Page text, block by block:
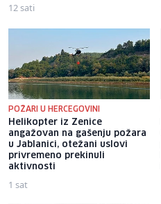
12 sati
POŽARI U HERCEGOVINI
Helikopter iz Zenice
angažovan na gašenju požara
u Jablanici, otežani uslovi
privremeno prekinuli
aktivnosti
1 sat